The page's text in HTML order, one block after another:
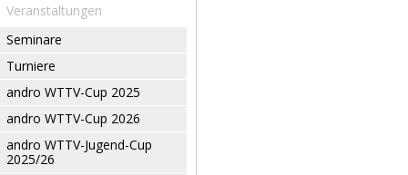
Veranstaltungen
Seminare
Turniere
andro WTTV-Cup 2025
andro WTTV-Cup 2026
andro WTTV-Jugend-Cup
2025/26